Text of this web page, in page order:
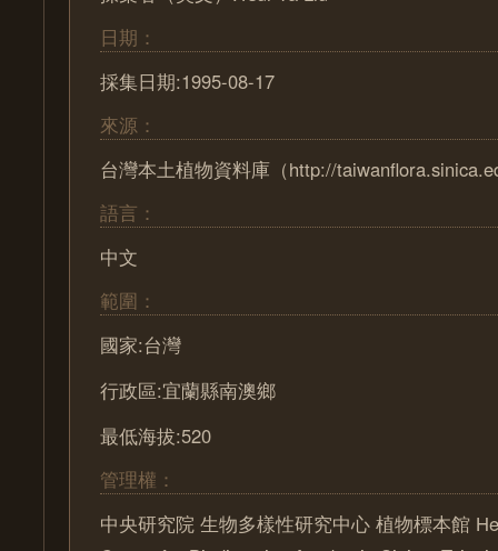
日期：
採集日期:1995-08-17
來源：
台灣本土植物資料庫（http://
語言：
中文
範圍：
國家:台灣
行政區:宜蘭縣南澳鄉
最低海拔:520
管理權：
中央研究院 生物多樣性研究中心 植物標本館